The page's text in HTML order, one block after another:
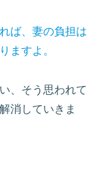
ば、妻の負担は
ますよ。
、そう思われて
消していきま